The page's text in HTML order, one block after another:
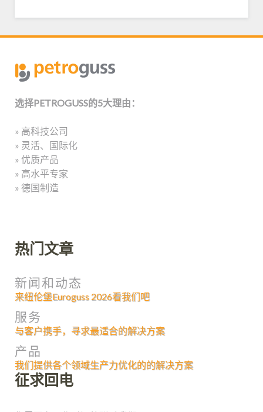
选择PETROGUSS的5大理由：
» 高科技公司
» 灵活、国际化
» 优质产品
» 高水平专家
» 德国制造
热门文章
新闻和动态
来纽伦堡Euroguss 2026看我们吧
服务
与客户携手，寻求最适合的解决方案
产品
我们提供各个领域生产力优化的的解决方案
征求回电